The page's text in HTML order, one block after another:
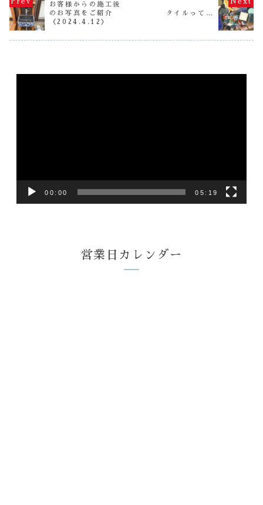
す（笑） こちら
は、残念ですが見
せることができま
せん（笑） お買
み...
た方々、本日は誠
に有難うございま
した。 さて、今
日の作善堂はモザ
フ...
魚シリーズ!15mm
角高級タイルのす
品番号：193...
流れます
あつ～～～
～～～・・
て、今日ご
ル...
お客様からの施工後
のお写真をご紹介
〈2024.4.12〉
タイルって…
00:00 05:19
営業日カレンダー